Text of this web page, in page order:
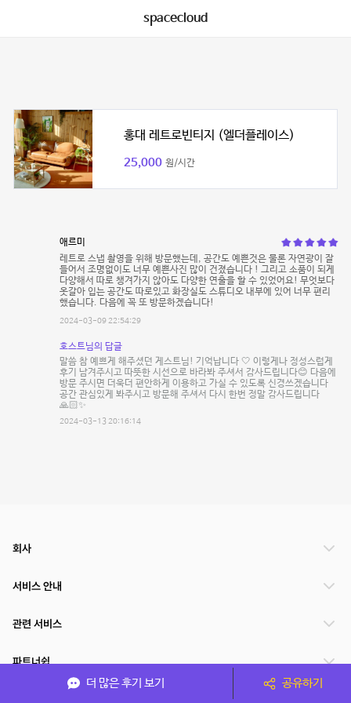
spacecloud
홍대 레트로빈티지 (엘더플레이스)
25,000 원/시간
애르미
레트로 스냅 촬영을 위해 방문했는데, 공간도 예쁜것은 물론 자연광이 잘
들어서 조명없이도 너무 예쁜사진 많이 건졌습니다 ! 그리고 소품이 되게
다양해서 따로 챙겨가지 않아도 다양한 연출을 할 수 있었어요! 무엇보다
옷갈아 입는 공간도 따로있고 화장실도 스튜디오 내부에 있어 너무 편리
했습니다. 다음에 꼭 또 방문하겠습니다!
2024-03-09 22:54:29
호스트님의 답글
말씀 참 예쁘게 해주셨던 게스트님! 기억납니다 🤍 이렇게나 정성스럽게
후기 남겨주시고 따뜻한 시선으로 바라봐 주셔서 감사드립니다😊 다음에
방문 주시면 더욱더 편안하게 이용하고 가실 수 있도록 신경쓰겠습니다
공간 관심있게 봐주시고 방문해 주셔서 다시 한번 정말 감사드립니다
🙏🏻✨
2024-03-13 20:16:14
더 많은 후기 보기 공유하기
회사
서비스 안내
관련 서비스
파트너쉽